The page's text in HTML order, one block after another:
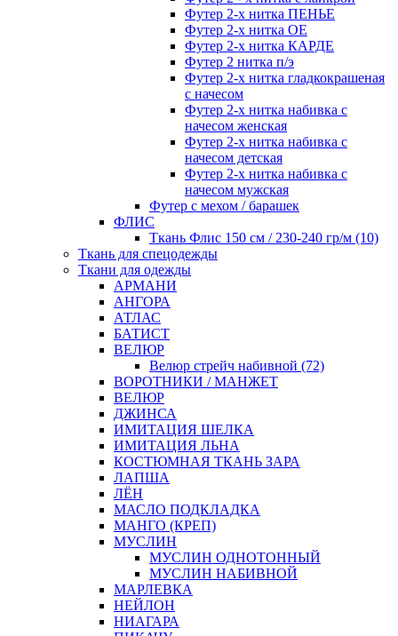
Футер 2-х нитка ПЕНЬЕ
Футер 2-х нитка ОЕ
Футер 2-х нитка КАРДЕ
Футер 2 нитка п/э
Футер 2-х нитка гладкокрашеная
с начесом
Футер 2-х нитка набивка с
начесом женская
Футер 2-х нитка набивка с
начесом детская
Футер 2-х нитка набивка с
начесом мужская
Футер с мехом / барашек
ФЛИС
Ткань Флис 150 см / 230-240 гр/м (10)
Ткань для спецодежды
Ткани для одежды
АРМАНИ
АНГОРА
АТЛАС
БАТИСТ
ВЕЛЮР
Велюр стрейч набивной (72)
ВОРОТНИКИ / МАНЖЕТ
ВЕЛЮР
ДЖИНСА
ИМИТАЦИЯ ШЕЛКА
ИМИТАЦИЯ ЛЬНА
КОСТЮМНАЯ ТКАНЬ ЗАРА
ЛАПША
ЛЁН
МАСЛО ПОДКЛАДКА
МАНГО (КРЕП)
МУСЛИН
МУСЛИН ОДНОТОННЫЙ
МУСЛИН НАБИВНОЙ
МАРЛЕВКА
НЕЙЛОН
НИАГАРА